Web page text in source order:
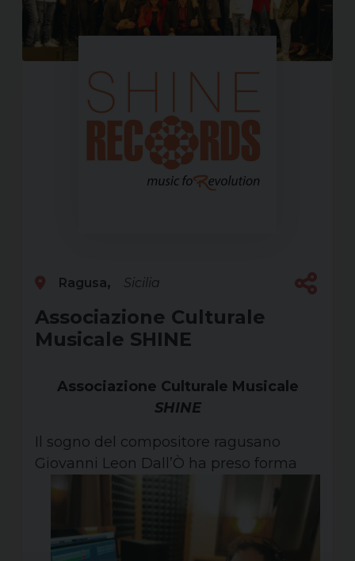
Ragusa Sicilia
Associazione Culturale
Musicale SHINE
Associazione Culturale Musicale
SHINE
Il sogno del compositore ragusano
Giovanni Leon Dall’Ò ha preso forma